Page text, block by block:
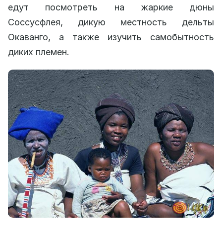
едут посмотреть на жаркие дюны
Соссусфлея, дикую местность дельты
Окаванго, а также изучить самобытность
диких племен.